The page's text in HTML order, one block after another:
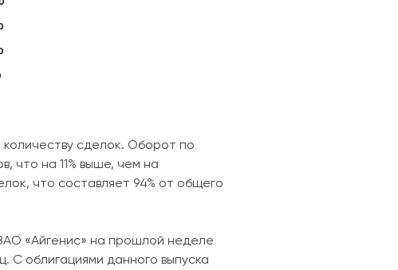
сделок. Оборот по
что на 11% выше, чем на
что составляет 94% от общего
«Айгенис» на прошлой неделе
С облигациями данного выпуска